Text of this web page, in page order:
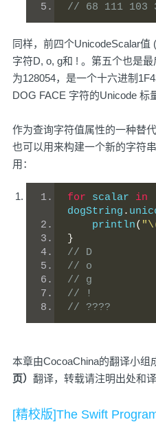
// 68 111 103
同样，前四个UnicodeScalar值
字符D, o, g和 ! 。第五个也是
为128054，是一个十六进制
DOG FACE 字符的Unicode 标
作为查询字符值属性的一种替
也可以用来构建一个新的字符
用：
for scalar in
dogString .
    println
(
}
// D
// o
// g
// !
// ????
本章由CocoaChina的翻译小组
页） 翻译，转载请注明出处和
[精校版]The Swift